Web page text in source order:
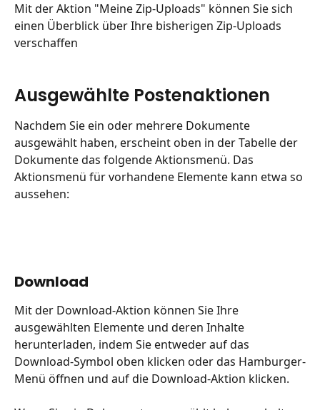
Mit der Aktion "Meine Zip-Uploads" können Sie sich
einen Überblick über Ihre bisherigen Zip-Uploads
verschaffen
Ausgewählte Postenaktionen
Nachdem Sie ein oder mehrere Dokumente
ausgewählt haben, erscheint oben in der Tabelle der
Dokumente das folgende Aktionsmenü. Das
Aktionsmenü für vorhandene Elemente kann etwa so
aussehen:
Download
Mit der Download-Aktion können Sie Ihre
ausgewählten Elemente und deren Inhalte
herunterladen, indem Sie entweder auf das
Download-Symbol oben klicken oder das Hamburger-
Menü öffnen und auf die Download-Aktion klicken.